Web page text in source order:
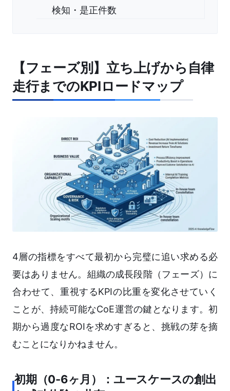
検知・是正件数
【フェーズ別】立ち上げから自律
走行までのKPIロードマップ
4層の指標をすべて最初から完璧に追い求める必
要はありません。組織の成長段階（フェーズ）に
合わせて、重視するKPIの比重を変化させていく
ことが、持続可能なCoE運営の鍵となります。初
期から過度なROIを求めすぎると、挑戦の芽を摘
むことになりかねません。
初期（0-6ヶ月）：ユースケースの創出